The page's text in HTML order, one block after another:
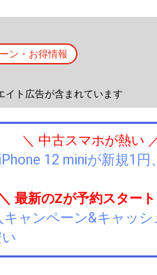
ン・お得情報
イト広告が含まれています
＼ 中古スマホが熱い
12 miniが新規1
＼ 最新のZが予約スター
ャンペーン&キャッ